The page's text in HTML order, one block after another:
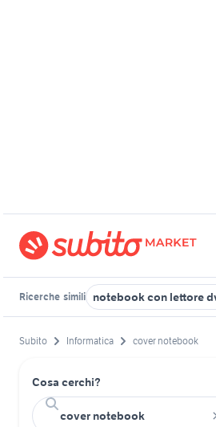
Ricerche simili notebook con lettore
Subito Informatica cover notebook
Cosa cerchi?